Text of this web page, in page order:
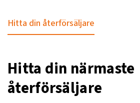
Hitta din återförsäljare
Hitta din närmaste
återförsäljare